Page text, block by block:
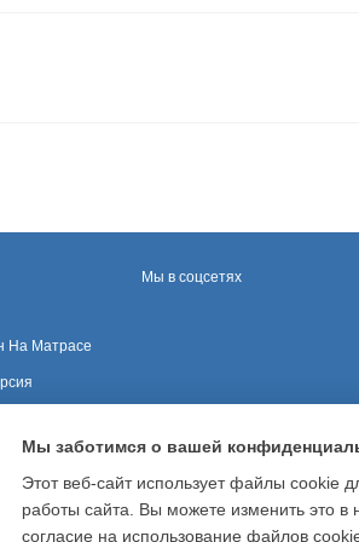
На Матрасе
Мы в соцсетях
Мы заботимся о вашей
Этот веб-сайт использует файлы cookie
работы сайта. Вы можете изменить это в
согласие на использование файлов